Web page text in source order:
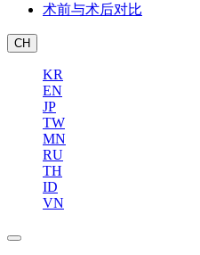
术前与术后对比
CH
KR
EN
JP
TW
MN
RU
TH
ID
VN